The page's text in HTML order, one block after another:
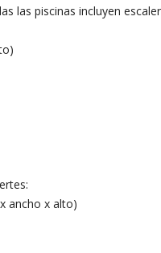
las piscinas incluyen
ancho x alto)